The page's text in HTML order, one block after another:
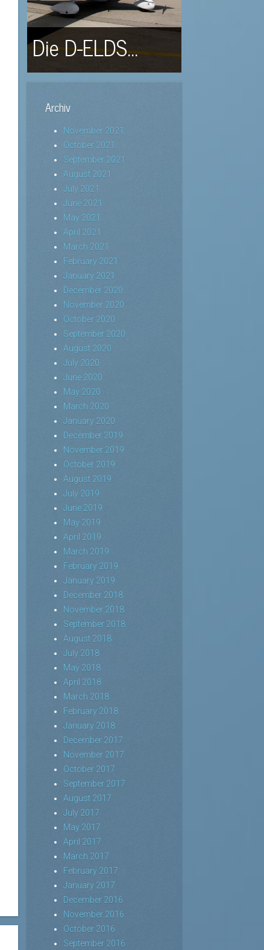
Die D-ELDS...
Archiv
November 2021
October 2021
September 2021
August 2021
July 2021
June 2021
May 2021
April 2021
March 2021
February 2021
January 2021
December 2020
November 2020
October 2020
September 2020
August 2020
July 2020
June 2020
May 2020
March 2020
January 2020
December 2019
November 2019
October 2019
August 2019
July 2019
June 2019
May 2019
April 2019
March 2019
February 2019
January 2019
December 2018
November 2018
September 2018
August 2018
July 2018
May 2018
April 2018
March 2018
February 2018
January 2018
December 2017
November 2017
October 2017
September 2017
August 2017
July 2017
May 2017
April 2017
March 2017
February 2017
January 2017
December 2016
November 2016
October 2016
September 2016